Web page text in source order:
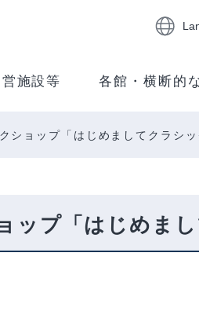
施設等 各館・横断的
ショップ「はじめましてクラシッ
ップ「はじめま